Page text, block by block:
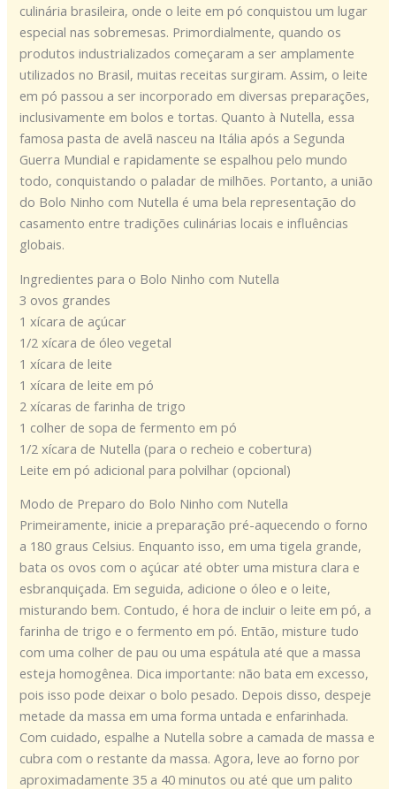
culinária brasileira, onde o leite em pó conquistou um lugar
especial nas sobremesas. Primordialmente, quando os
produtos industrializados começaram a ser amplamente
utilizados no Brasil, muitas receitas surgiram. Assim, o leite
em pó passou a ser incorporado em diversas preparações,
inclusivamente em bolos e tortas. Quanto à Nutella, essa
famosa pasta de avelã nasceu na Itália após a Segunda
Guerra Mundial e rapidamente se espalhou pelo mundo
todo, conquistando o paladar de milhões. Portanto, a união
do Bolo Ninho com Nutella é uma bela representação do
casamento entre tradições culinárias locais e influências
globais.
Ingredientes para o Bolo Ninho com Nutella
3 ovos grandes
1 xícara de açúcar
1/2 xícara de óleo vegetal
1 xícara de leite
1 xícara de leite em pó
2 xícaras de farinha de trigo
1 colher de sopa de fermento em pó
1/2 xícara de Nutella (para o recheio e cobertura)
Leite em pó adicional para polvilhar (opcional)
Modo de Preparo do Bolo Ninho com Nutella
Primeiramente, inicie a preparação pré-aquecendo o forno
a 180 graus Celsius. Enquanto isso, em uma tigela grande,
bata os ovos com o açúcar até obter uma mistura clara e
esbranquiçada. Em seguida, adicione o óleo e o leite,
misturando bem. Contudo, é hora de incluir o leite em pó, a
farinha de trigo e o fermento em pó. Então, misture tudo
com uma colher de pau ou uma espátula até que a massa
esteja homogênea. Dica importante: não bata em excesso,
pois isso pode deixar o bolo pesado. Depois disso, despeje
metade da massa em uma forma untada e enfarinhada.
Com cuidado, espalhe a Nutella sobre a camada de massa e
cubra com o restante da massa. Agora, leve ao forno por
aproximadamente 35 a 40 minutos ou até que um palito